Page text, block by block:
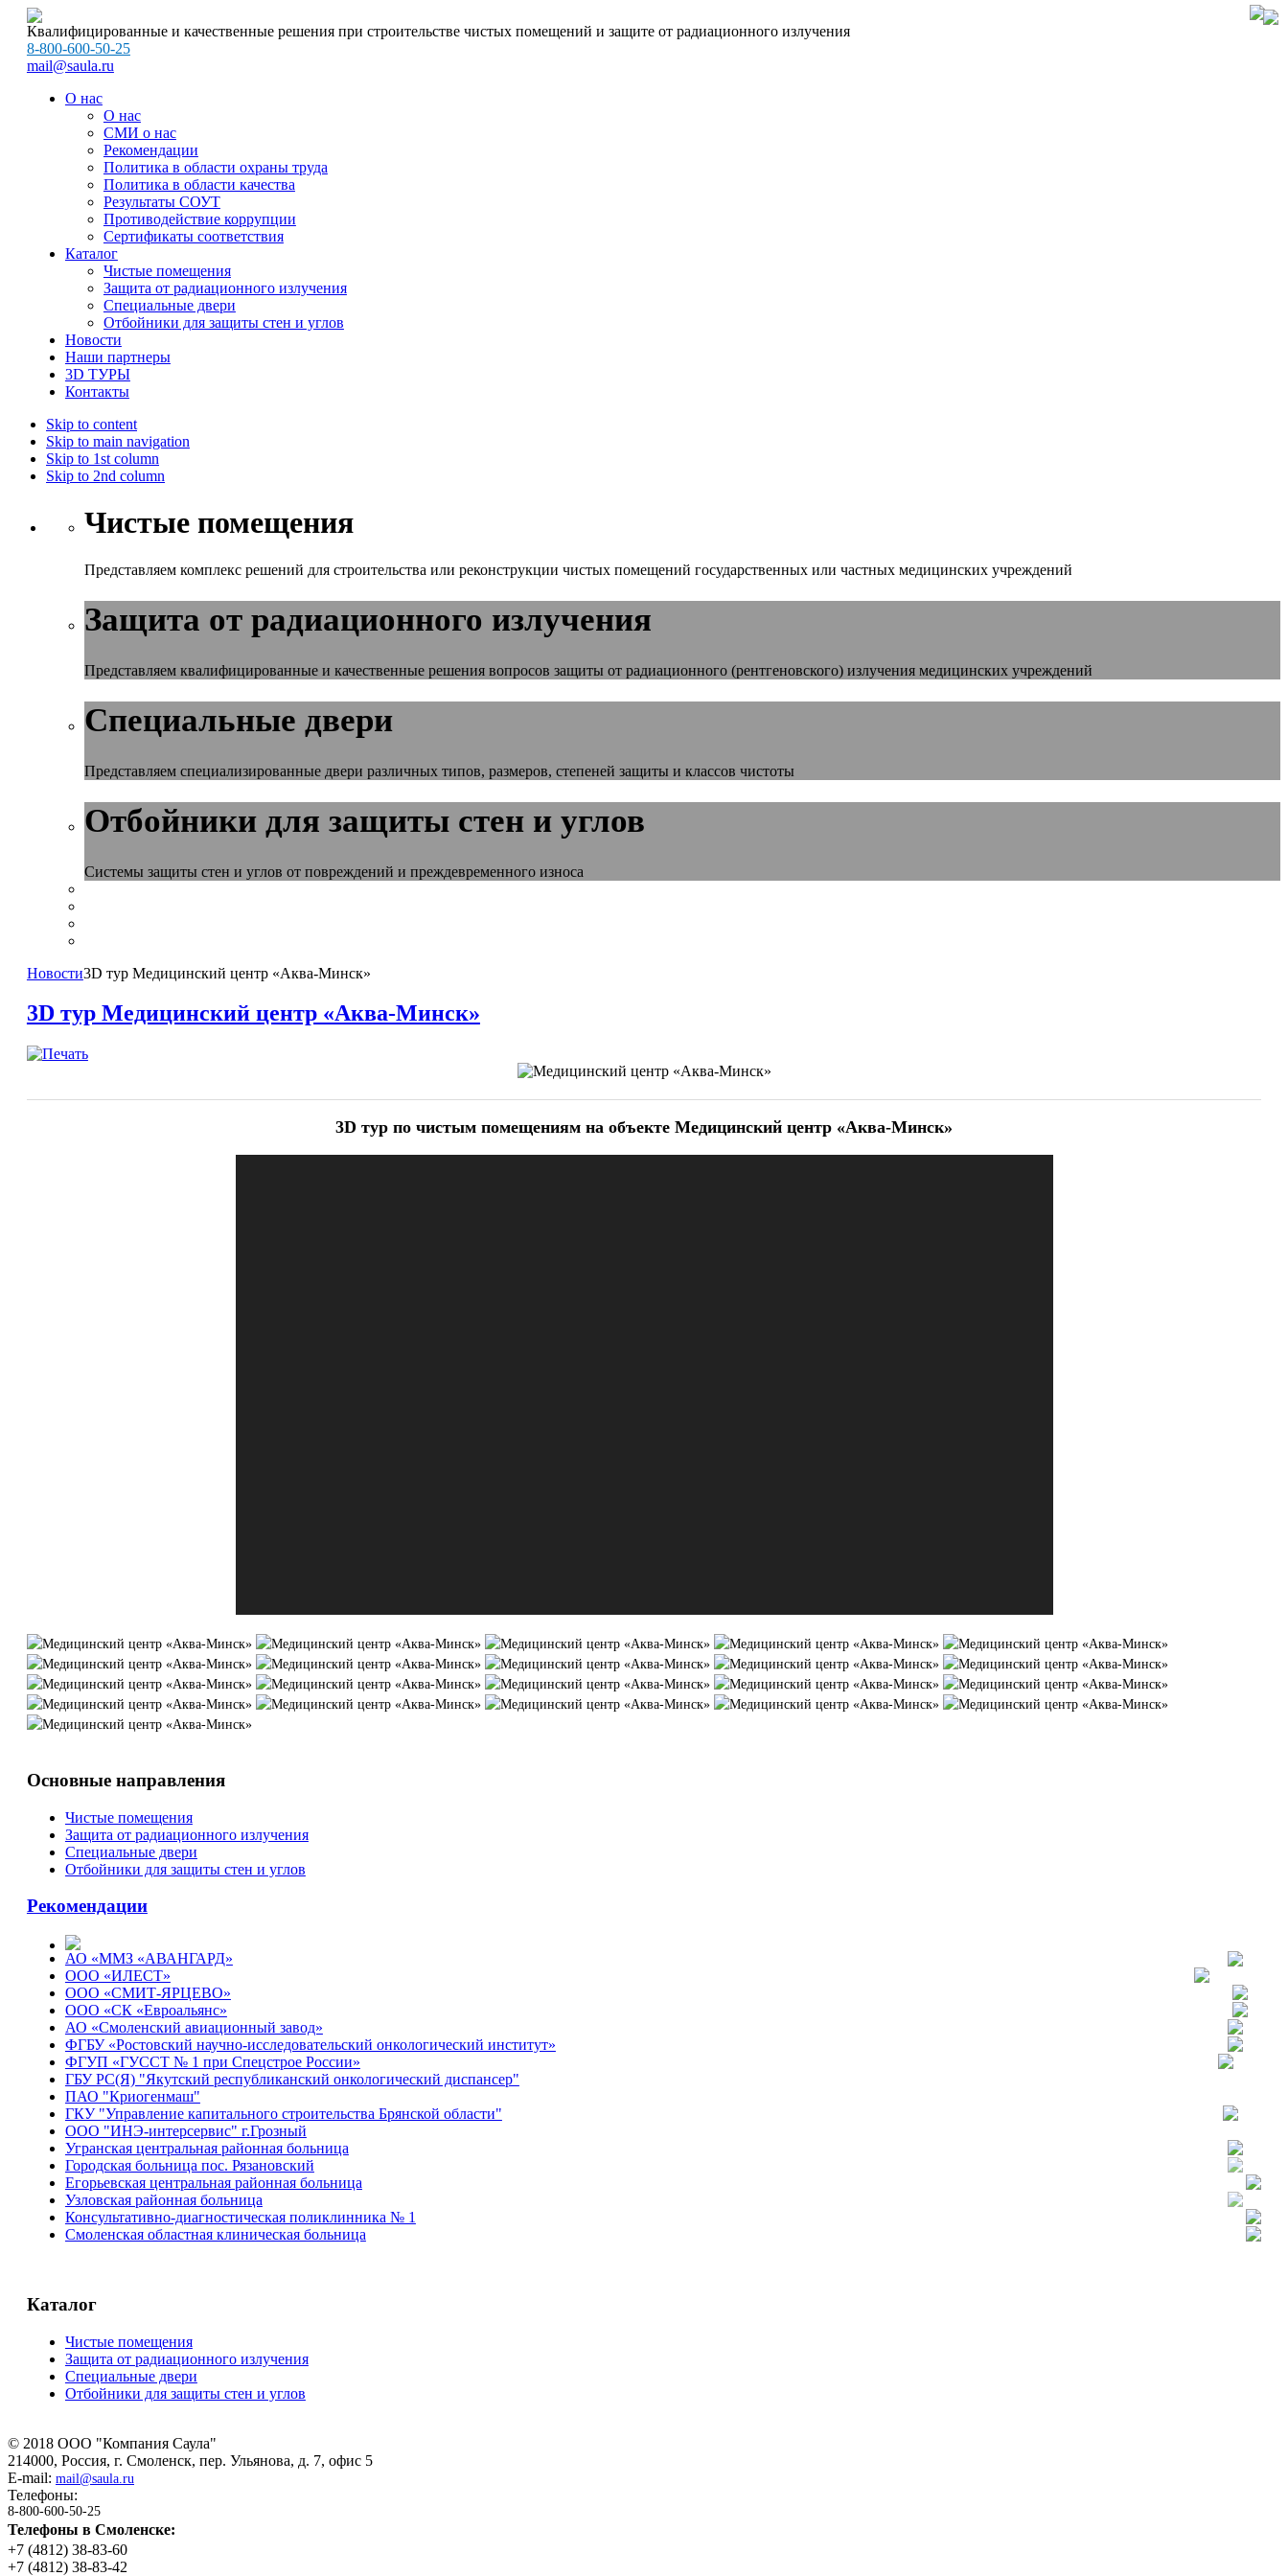
Квалифицированные и качественные решения при строительстве чистых помещений и защите от радиационного излучения
8-800-600-50-25
mail@saula.ru
О нас
О нас
СМИ о нас
Рекомендации
Политика в области охраны труда
Политика в области качества
Результаты СОУТ
Противодействие коррупции
Сертификаты соответствия
Каталог
Чистые помещения
Защита от радиационного излучения
Специальные двери
Отбойники для защиты стен и углов
Новости
Наши партнеры
3D ТУРЫ
Контакты
Skip to content
Skip to main navigation
Skip to 1st column
Skip to 2nd column
Чистые помещения
Представляем комплекс решений для строительства или реконструкции чистых помещений государственных или частных медицинских учреждений
Защита от радиационного излучения
Представляем квалифицированные и качественные решения вопросов защиты от радиационного (рентгеновского) излучения медицинских учреждений
Специальные двери
Представляем специализированные двери различных типов, размеров, степеней защиты и классов чистоты
Отбойники для защиты стен и углов
Системы защиты стен и углов от повреждений и преждевременного износа
Новости3D тур Медицинский центр «Аква-Минск»
3D тур Медицинский центр «Аква-Минск»
3D тур по чистым помещениям на объекте Медицинский центр «Аква-Минск»
Основные направления
Чистые помещения
Защита от радиационного излучения
Специальные двери
Отбойники для защиты стен и углов
Рекомендации
АО «ММЗ «АВАНГАРД»
ООО «ИЛЕСТ»
ООО «СМИТ-ЯРЦЕВО»
ООО «СК «Евроальянс»
АО «Смоленский авиационный завод»
ФГБУ «Ростовский научно-исследовательский онкологический институт»
ФГУП «ГУССТ № 1 при Спецстрое России»
ГБУ РС(Я) "Якутский республиканский онкологический диспансер"
ПАО "Криогенмаш"
ГКУ "Управление капитального строительства Брянской области"
ООО "ИНЭ-интерсервис" г.Грозный
Угранская центральная районная больница
Городская больница пос. Рязановский
Егорьевская центральная районная больница
Узловская районная больница
Консультативно-диагностическая поликлинника № 1
Смоленская областная клиническая больница
Каталог
Чистые помещения
Защита от радиационного излучения
Специальные двери
Отбойники для защиты стен и углов
© 2018 ООО "Компания Саула"
214000, Россия, г. Смоленск, пер. Ульянова, д. 7, офис 5
E-mail: mail@saula.ru
Телефоны:
8-800-600-50-25
Телефоны в Смоленске:
+7 (4812) 38-83-60
+7 (4812) 38-83-42